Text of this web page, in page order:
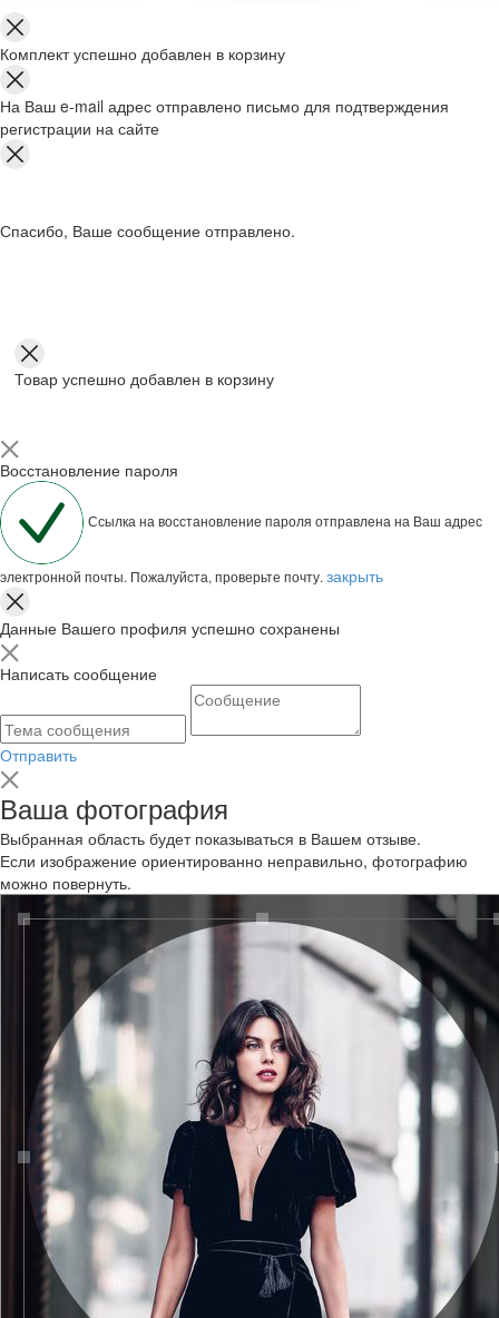
Комплект успешно добавлен в корзину
На Ваш e-mail адрес отправлено письмо для подтверждения
регистрации на сайте
Спасибо, Ваше сообщение отправлено.
Товар успешно добавлен в корзину
Восстановление пароля
Ссылка на восстановление пароля отправлена на Ваш адрес
электронной почты. Пожалуйста, проверьте почту. закрыть
Данные Вашего профиля успешно сохранены
Написать сообщение
Отправить
Ваша фотография
Выбранная область будет показываться в Вашем отзыве.
Если изображение ориентированно неправильно, фотографию
можно повернуть.